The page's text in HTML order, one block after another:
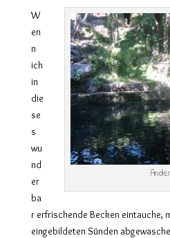
W
en
n
ich
in
die
se
s
wu
nd
er
ba
r erfrischende Becken eintauche,
eingebildeten Sünden